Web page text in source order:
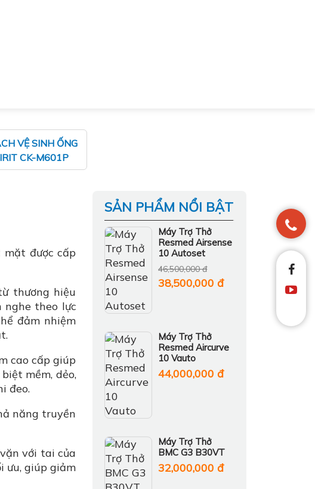
VỆ SINH ỐNG
CK-M601P
mặt được cấp
thương hiệu
nghe theo lực
đảm nhiệm
cao cấp giúp
mềm, dẻo,
đeo.
năng truyền
với tai của
ưu, giúp giảm
SẢN PHẨM NỔI BẬT
Máy Trợ Thở
Resmed Airsense
10 Autoset
46,500,000 đ
38,500,000 đ
Máy Trợ Thở
Resmed Aircurve
10 Vauto
44,000,000 đ
Máy Trợ Thở
BMC G3 B30VT
32,000,000 đ